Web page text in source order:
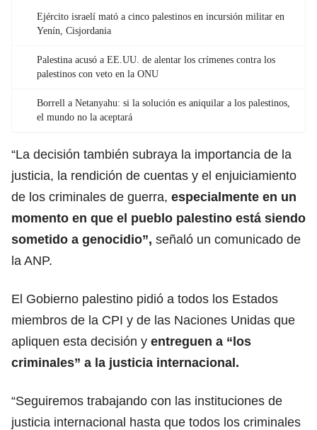
Ejército israelí mató a cinco palestinos en incursión militar en
Yenín, Cisjordania
Palestina acusó a EE.UU. de alentar los crímenes contra los
palestinos con veto en la ONU
Borrell a Netanyahu: si la solución es aniquilar a los palestinos,
el mundo no la aceptará
“La decisión también subraya la importancia de la
justicia, la rendición de cuentas y el enjuiciamiento
de los criminales de guerra, especialmente en un
momento en que el pueblo palestino está siendo
sometido a genocidio”, señaló un comunicado de
la ANP.
El Gobierno palestino pidió a todos los Estados
miembros de la CPI y de las Naciones Unidas que
apliquen esta decisión y entreguen a “los
criminales” a la justicia internacional.
“Seguiremos trabajando con las instituciones de
justicia internacional hasta que todos los criminales